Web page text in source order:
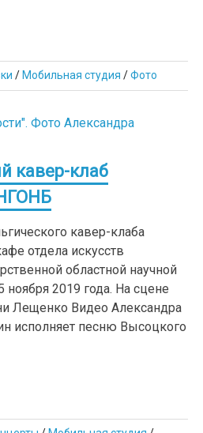
/ Мобильная студия /Фото
кавер-клаб
кавер-клаба
отдела искусств
областной научной
2019 года. На сцене
Лещенко Видео Александра
исполняет песню Высоцкого